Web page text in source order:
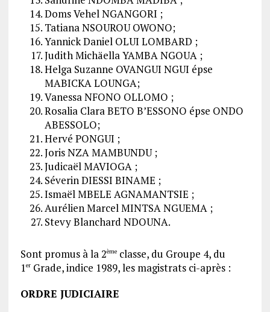
Doms Vehel NGANGORI ;
Tatiana NSOUROU OWONO;
Yannick Daniel OLUI LOMBARD ;
Judith Michäella YAMBA NGOUA ;
Helga Suzanne OVANGUI NGUI épse
MABICKA LOUNGA;
Vanessa NFONO OLLOMO ;
Rosalia Clara BETO B’ESSONO épse ONDO
ABESSOLO;
Hervé PONGUI ;
Joris NZA MAMBUNDU ;
Judicaël MAVIOGA ;
Séverin DIESSI BINAME ;
Ismaël MBELE AGNAMANTSIE ;
Aurélien Marcel MINTSA NGUEMA ;
Stevy Blanchard NDOUNA.
Sont promus à la 2èmeclasse, du Groupe 4, du
1erGrade, indice 1989, les magistrats ci-après :
ORDRE JUDICIAIRE